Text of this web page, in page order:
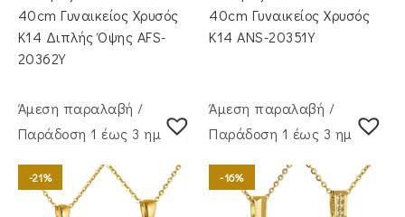
€980.00.
40cm Γυναικείος Χρυσός
Κ14 Διπλής Όψης AFS-
20362Y
€1,350.00.
40cm Γυναικείος Χρυσός
Κ14 ANS-20351Y
Άμεση παραλαβή /
Παράδoση 1 έως 3 ημέρες
-21%
Άμεση παραλαβή /
Παράδoση 1 έως 3 ημέρες
-16%